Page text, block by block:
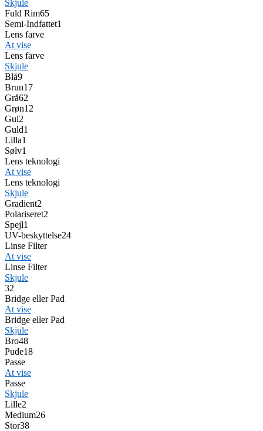
Skjule
Fuld Rim65
Semi-Indfattet1
Lens farve
At vise
Lens farve
Skjule
Blå9
Brun17
Grå62
Grøn12
Gul2
Guld1
Lilla1
Sølv1
Lens teknologi
At vise
Lens teknologi
Skjule
Gradient2
Polariseret2
Spejl1
UV-beskyttelse24
Linse Filter
At vise
Linse Filter
Skjule
32
Bridge eller Pad
At vise
Bridge eller Pad
Skjule
Bro48
Pude18
Passe
At vise
Passe
Skjule
Lille2
Medium26
Stor38